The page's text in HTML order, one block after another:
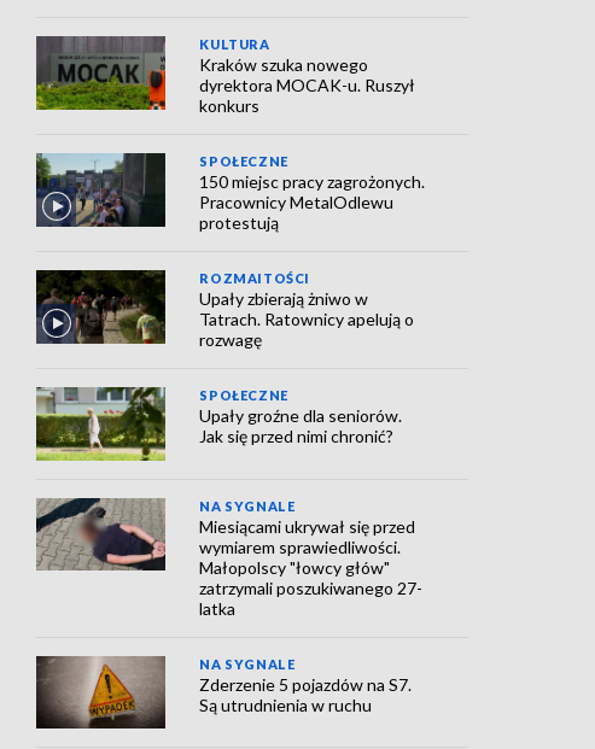
KULTURA
Kraków szuka nowego
dyrektora MOCAK-u. Ruszył
konkurs
SPOŁECZNE
150 miejsc pracy zagrożonych.
Pracownicy MetalOdlewu
protestują
ROZMAITOŚCI
Upały zbierają żniwo w
Tatrach. Ratownicy apelują o
rozwagę
SPOŁECZNE
Upały groźne dla seniorów.
Jak się przed nimi chronić?
NA SYGNALE
Miesiącami ukrywał się przed
wymiarem sprawiedliwości.
Małopolscy "łowcy głów"
zatrzymali poszukiwanego 27-
latka
NA SYGNALE
Zderzenie 5 pojazdów na S7.
Są utrudnienia w ruchu